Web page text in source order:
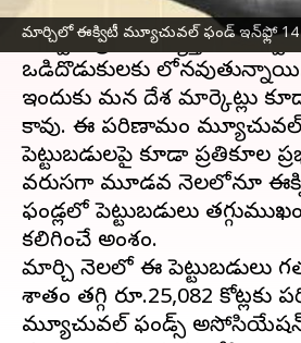
మార్చిలో ఈక్విటీ మ్యూచువల్ ఫండ్ ఇన్‌ఫ్లో
అమెరికా అధ్యక్షుడిగాడొనాల్డ్ ట్రంప్
తర్వాత ప్రపంచవ్యాప్తంగా ఈక్విటీ
ఒడిదొడుకులకు
ఇందుకు మన దేశ మార్కెట్లు
కావు. ఈ పరిణామం
పెట్టుబడులపై కూడా ప్రతికూల
వరుసగా మూడవ నెలలోనూ
ఫండ్లలో పెట్టుబడులు
కలిగించే అంశం.
మార్చి నెలలో ఈ పెట్టుబడులు
శాతం తగ్గి రూ.25,082
మ్యూచువల్ ఫండ్స్